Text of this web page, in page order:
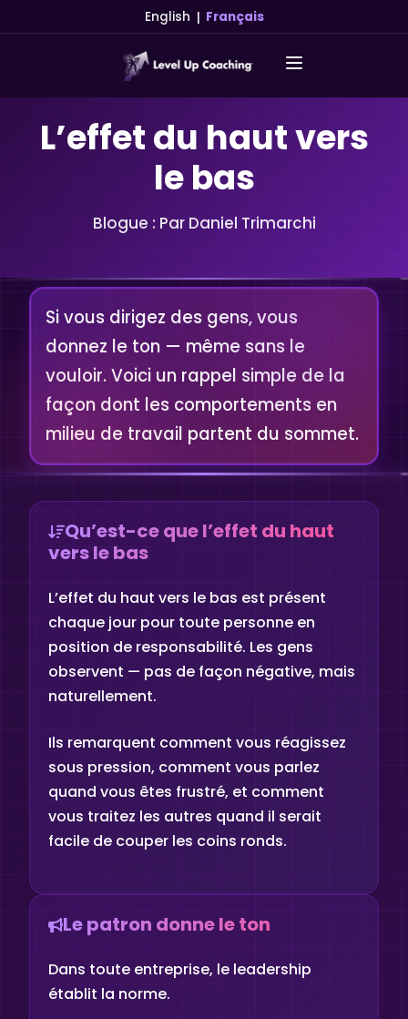
English | Français
L’effet du haut vers
le bas
Blogue : Par Daniel Trimarchi
Si vous dirigez des gens, vous
donnez le ton — même sans le
vouloir. Voici un rappel simple de la
façon dont les comportements en
milieu de travail partent du sommet.
Qu’est-ce que l’effet du haut
vers le bas
L’effet du haut vers le bas est présent
chaque jour pour toute personne en
position de responsabilité. Les gens
observent — pas de façon négative, mais
naturellement.
Ils remarquent comment vous réagissez
sous pression, comment vous parlez
quand vous êtes frustré, et comment
vous traitez les autres quand il serait
facile de couper les coins ronds.
Le patron donne le ton
Dans toute entreprise, le leadership
établit la norme.